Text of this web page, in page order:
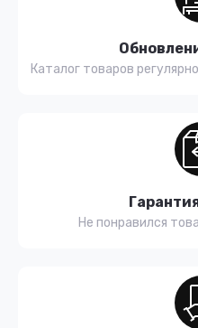
Каталог товаров
Не понравился